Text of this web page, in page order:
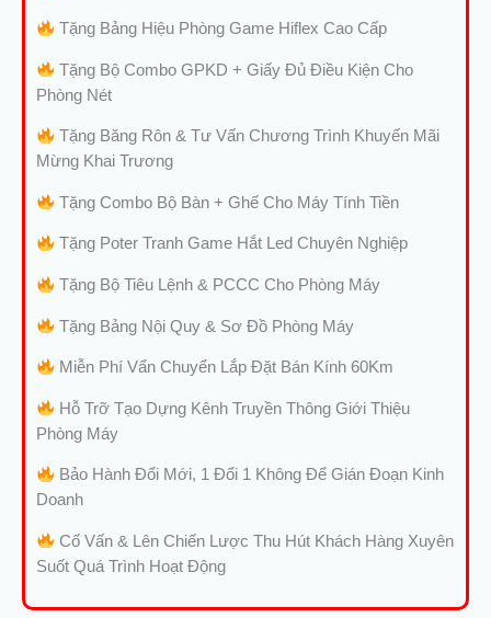
Tặng Bảng Hiệu Phòng Game Hiflex Cao Cấp
Tặng Bộ Combo GPKD + Giấy Đủ Điều Kiện Cho
Phòng Nét
Tặng Băng Rôn & Tư Vấn Chương Trình Khuyến Mãi
Mừng Khai Trương
Tặng Combo Bộ Bàn + Ghế Cho Máy Tính Tiền
Tặng Poter Tranh Game Hắt Led Chuyên Nghiệp
Tặng Bộ Tiêu Lệnh & PCCC Cho Phòng Máy
Tặng Bảng Nội Quy & Sơ Đồ Phòng Máy
Miễn Phí Vẩn Chuyển Lắp Đặt Bán Kính 60Km
Hỗ Trỡ Tạo Dựng Kênh Truyền Thông Giới Thiệu
Phòng Máy
Bảo Hành Đổi Mới, 1 Đổi 1 Không Để Gián Đoạn Kinh
Doanh
Cố Vấn & Lên Chiến Lược Thu Hút Khách Hàng Xuyên
Suốt Quá Trình Hoạt Động